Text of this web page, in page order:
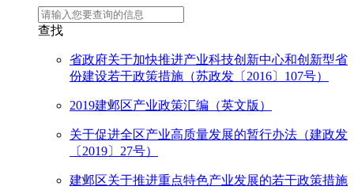
查找
省政府关于加快推进产业科技创新中心和创新型省
份建设若干政策措施（苏政发〔2016〕107号）
2019建邺区产业政策汇编（英文版）
关于促进全区产业高质量发展的暂行办法（建政发
〔2019〕27号）
建邺区关于推进重点特色产业发展的若干政策措施